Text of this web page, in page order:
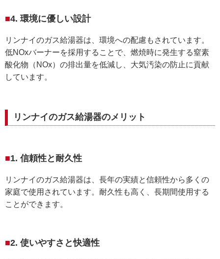
4. 環境に優しい設計
リンナイのガス給湯器は、環境への配慮もされています。
低NOxバーナーを採用することで、燃焼時に発生する窒素
酸化物（NOx）の排出量を低減し、大気汚染の防止に貢献
しています。
リンナイのガス給湯器のメリット
1. 信頼性と耐久性
リンナイのガス給湯器は、長年の実績と信頼性から多くの
家庭で使用されています。耐久性も高く、長期間使用する
ことができます。
2. 使いやすさと快適性